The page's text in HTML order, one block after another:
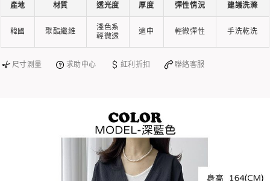
產地 材質 透光度 厚度 彈性情況 建議洗滌
韓國 聚酯纖維
淺色系
輕微透
適中 輕微彈性 手洗乾洗
尺寸測量 求助中心 紅利折扣 聯絡客服